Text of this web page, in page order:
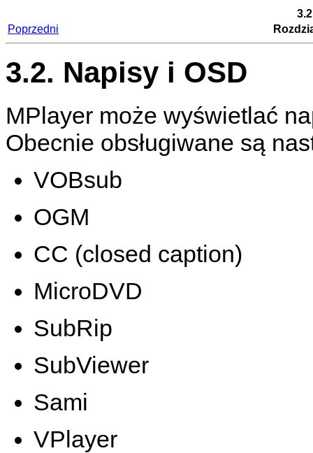
Poprzedni
3.2. Napisy i OSD
MPlayer może wyświetlać
Obecnie obsługiwane są
VOBsub
OGM
CC (closed caption)
MicroDVD
SubRip
SubViewer
Sami
VPlayer